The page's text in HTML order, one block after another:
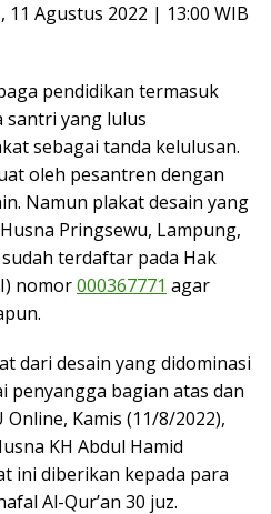
Agustus 2022 | 13:00 WIB
pendidikan termasuk
santri yang lulus
sebagai tanda kelulusan.
oleh pesantren dengan
Namun plakat desain yang
Pringsewu, Lampung,
terdaftar pada Hak
nomor000367771 agar
dari desain yang didominasi
penyangga bagian atas dan
Kamis (11/8/2022),
KH Abdul Hamid
ini diberikan kepada para
Al-Qur’an 30 juz.